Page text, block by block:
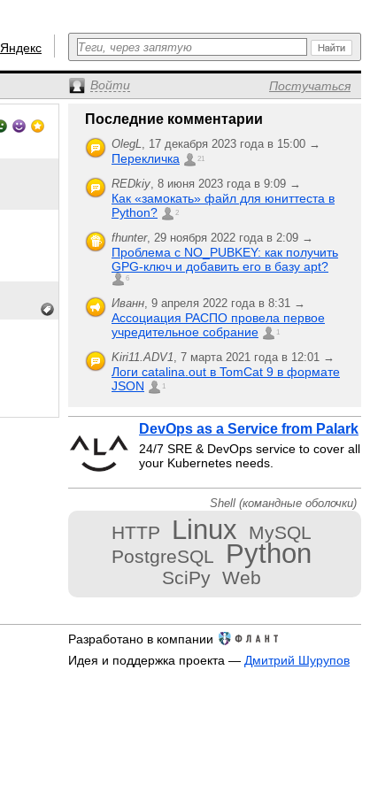
Яндекс
Войти Постучаться
Последние комментарии
OlegL, 17 декабря 2023 года в 15:00 →
Перекличка 21
REDkiy, 8 июня 2023 года в 9:09 →
Как «замокать» файл для юниттеста в
Python?
2
fhunter, 29 ноября 2022 года в 2:09 →
Проблема с NO_PUBKEY: как получить
GPG-ключ и добавить его в базу apt?
6
Иванн, 9 апреля 2022 года в 8:31 →
Ассоциация РАСПО провела первое
учредительное собрание
1
Kiri11.ADV1, 7 марта 2021 года в 12:01 →
Логи catalina.out в TomCat 9 в формате
JSON
1
DevOps as a Service from Palark
24/7 SRE & DevOps service to cover all
your Kubernetes needs.
Shell (командные оболочки)
HTTP Linux
MySQL
PostgreSQL
Python
SciPy Web
Разработано в компании
Идея и поддержка проекта — Дмитрий Шурупов